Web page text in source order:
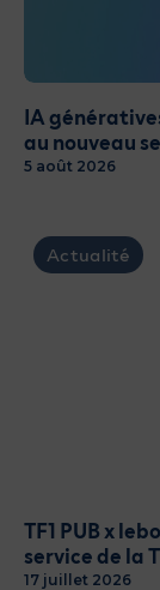
IA
au nouveau
5 août 2026
Actualité
TF1 PUB x
service de la
17 juillet 2026